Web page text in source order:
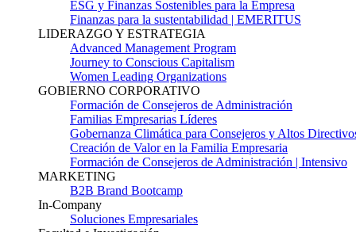
ESG y Finanzas Sostenibles para la Empresa
Finanzas para la sustentabilidad | EMERITUS
LIDERAZGO Y ESTRATEGIA
Advanced Management Program
Journey to Conscious Capitalism
Women Leading Organizations
GOBIERNO CORPORATIVO
Formación de Consejeros de Administración
Familias Empresarias Líderes
Gobernanza Climática para Consejeros y Altos
Creación de Valor en la Familia Empresaria
Formación de Consejeros de Administración | Intensivo
MARKETING
B2B Brand Bootcamp
In-Company
Soluciones Empresariales